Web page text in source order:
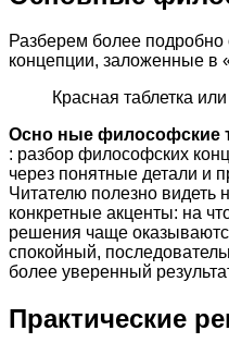
Разберем более
концепции, заложенные в
Красная таблетка
Осно ные философские
: разбор философских
через понятные детали и
Читателю полезно видеть
конкретные акценты: на
решения чаще
спокойный,
более уверенный
Практические